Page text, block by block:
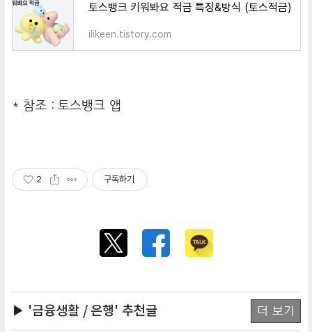
토스뱅크 키워봐요 적금 특징&방식 (토스적금)
ilikeen.tistory.com
* 참조 : 토스뱅크 앱
2 구독하기
▶ '금융생활 / 은행' 추천글 더 보기